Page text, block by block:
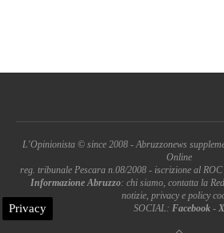
L'Opinionista © since 2008 - Abruzzonews
Online
reg. tribunale Pescara n.08/2008 - iscrizione al
Informazione Abruzzo: chi siamo, contatta la
notizie, privacy e policy
SOCIAL: Facebook - X
Privacy